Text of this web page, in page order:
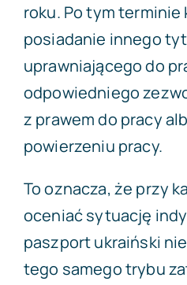
roku. Po tym
posiadanie innego
uprawniającego do
odpowiedniego
z prawem do pracy
powierzeniu pracy.
To oznacza, że przy
oceniać sytuację
paszport ukraiński
tego samego trybu